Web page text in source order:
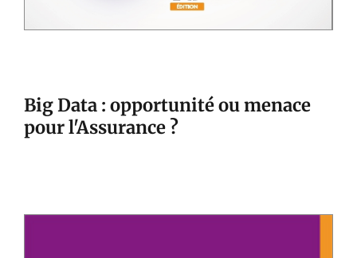
Big Data : opportunité ou menace
pour l'Assurance ?